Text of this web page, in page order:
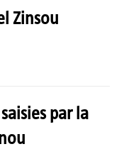
Zinsou
par la